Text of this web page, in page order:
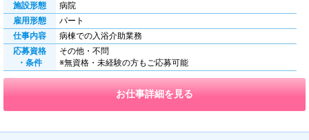
施設形態
病院
雇用形態
パート
仕事内容
病棟での入浴介助業務
応募資格
・条件
その他・不問
※無資格・未経験の方もご応募可能
お仕事詳細を見る